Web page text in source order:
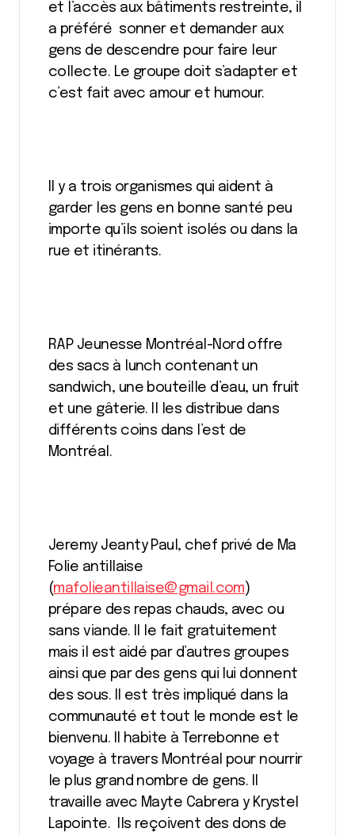
et l’accès aux bâtiments restreinte, il
a préféré sonner et demander aux
gens de descendre pour faire leur
collecte. Le groupe doit s’adapter et
c’est fait avec amour et humour.
Il y a trois organismes qui aident à
garder les gens en bonne santé peu
importe qu’ils soient isolés ou dans la
rue et itinérants.
RAP Jeunesse Montréal-Nord offre
des sacs à lunch contenant un
sandwich, une bouteille d’eau, un fruit
et une gâterie. Il les distribue dans
différents coins dans l’est de
Montréal.
Jeremy Jeanty Paul, chef privé de Ma
Folie antillaise
(mafolieantillaise@gmail.com)
prépare des repas chauds, avec ou
sans viande. Il le fait gratuitement
mais il est aidé par d’autres groupes
ainsi que par des gens qui lui donnent
des sous. Il est très impliqué dans la
communauté et tout le monde est le
bienvenu. Il habite à Terrebonne et
voyage à travers Montréal pour nourrir
le plus grand nombre de gens. Il
travaille avec Mayte Cabrera y Krystel
Lapointe. Ils reçoivent des dons de